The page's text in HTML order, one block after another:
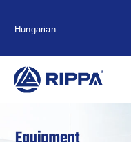
Hungarian